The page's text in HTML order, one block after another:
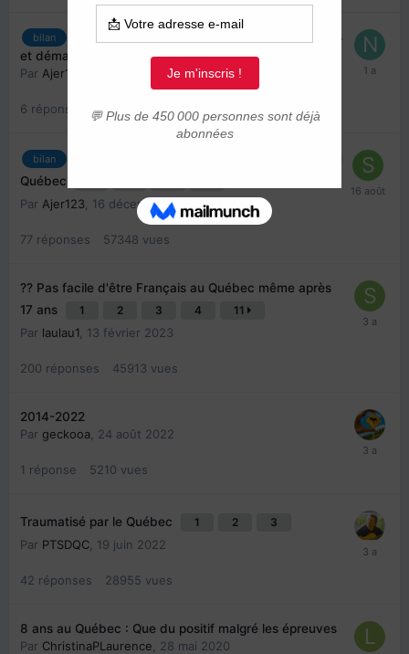
bilan
Témoignage retour en France il y a deux mois
et démarches – procédures - difficultés
Par Ajer123 21 janvier 2024
6 réponses 10622 vues
bilan
Québec
Par Ajer123 16 décembre 2023
77 réponses 57348 vues
?? Pas facile d'être Français au Québec même après
17 ans
1 2 3 4 11
Par laulau1 13 février 2023
200 réponses 45913 vues
2014-2022
Par geckooa 24 août 2022
1 réponse 5210 vues
Traumatisé par le Québec 1 2 3
Par PTSDQC 19 juin 2022
42 réponses 28955 vues
8 ans au Québec : Que du positif malgré les épreuves
Par ChristinaPLaurence 28 mai 2020